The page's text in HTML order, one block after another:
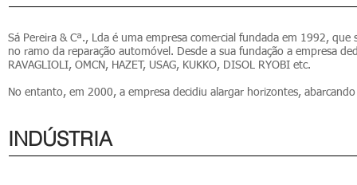
Sá Pereira & Cª., Lda é uma empresa comercial fundada em 1992,
no ramo da reparação automóvel. Desde a sua fundação a empresa
RAVAGLIOLI, OMCN, HAZET, USAG, KUKKO, DISOL RYOBI etc.
No entanto, em 2000, a empresa decidiu alargar horizontes,
INDÚSTRIA